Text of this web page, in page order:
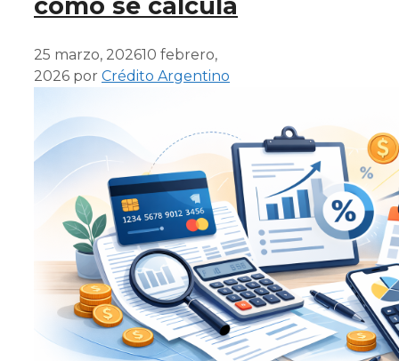
cómo se calcula
25 marzo, 202610 febrero,
2026 por Crédito Argentino